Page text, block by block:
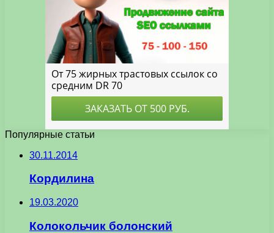
Популярные статьи
30.11.2014
Кордилина
19.03.2020
Колокольчик болонский